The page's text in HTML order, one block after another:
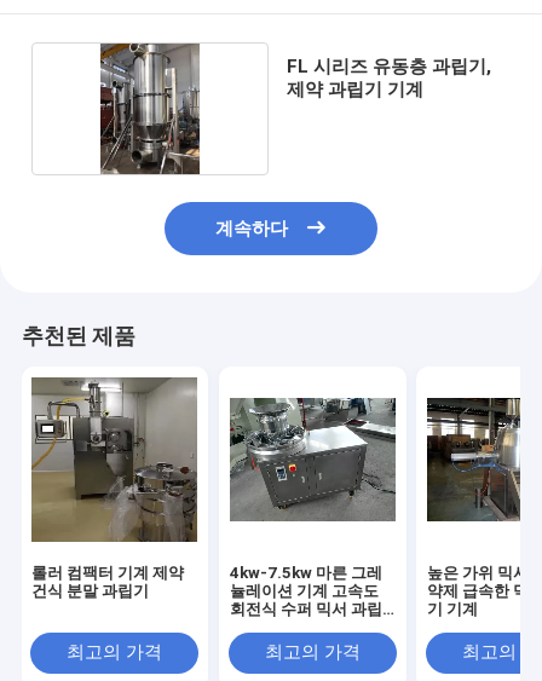
FL 시리즈 유동층 과립기,
제약 과립기 기계
계속하다
추천된 제품
롤러 컴팩터 기계 제약
건식 분말 과립기
최고의 가격
4kw-7.5kw 마른 그레
뉼레이션 기계 고속도
회전식 수퍼 믹서 과립
최고의 가격
높은 가위 믹서
약제 급속한 믹
기 기계
최고의